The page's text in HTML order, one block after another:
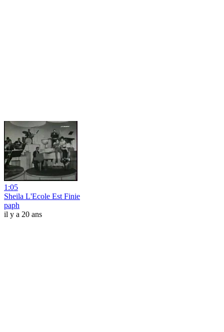
1:05
Sheila L'Ecole Est Finie
paph
il y a 20 ans